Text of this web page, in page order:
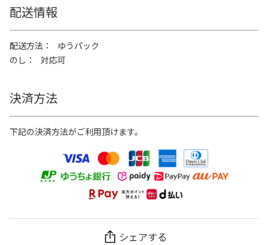
配送情報
配送方法
ゆうパック
のし
対応可
決済方法
下記の決済方法がご利用頂けます。
シェアする